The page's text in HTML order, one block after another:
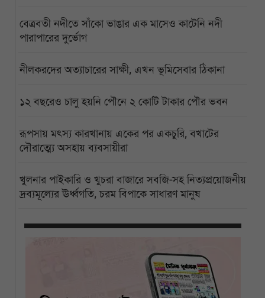
বেত্রবতী নদীতে সাঁকো ভাঙার এক মাসেও কাটেনি নদী
পারাপারের দুর্ভোগ
নীলকরদের অত্যাচারের সাক্ষী, এখন ভূমিসেবার ঠিকানা
১২ বছরেও চালু হয়নি পৌনে ২ কোটি টাকার পৌর ভবন
রূপসায় মৎস্য কারখানায় একের পর একচুরি, বখাটের
দৌরাত্ম্যে অসহায় ব্যবসায়ীরা
খুলনার পাইকারি ও খুচরা বাজারে সবজি-সহ নিত্যপ্রয়োজনীয়
দ্রব্যমূল্যের ঊর্ধ্বগতি, চরম বিপাকে সাধারণ মানুষ